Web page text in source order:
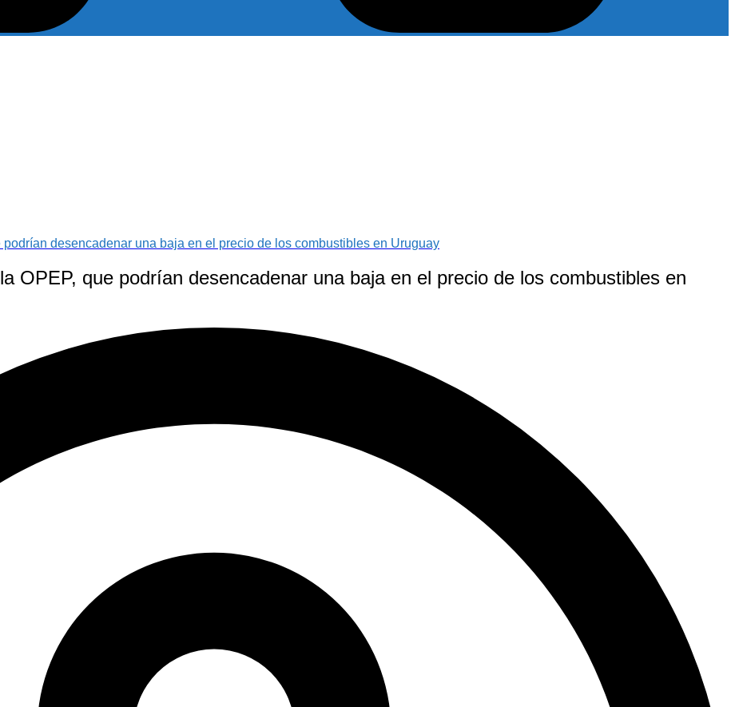
desencadenar una baja en el precio de los combustibles en Uruguay
OPEP, que podrían desencadenar una baja en el precio de los combustibles en